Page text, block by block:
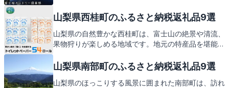
沢村のおすすめスポットとともに、心待ちにしている
山梨県西桂町のふるさと納税返礼品9選
山梨県の自然豊かな西桂町は、富士山の絶景や清流、
果物狩りが楽しめる地域です。地元の特産品を堪能し
しております。
山梨県南部町のふるさと納税返礼品9選
山梨県のほっこりする風景に囲まれた南部町は、訪れ